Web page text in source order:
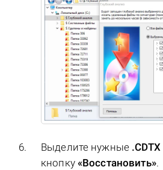
Выделите нужные .CDTX
кнопку «Восстановить».